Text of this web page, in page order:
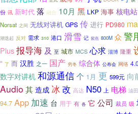
份 讯 新时代 落 融合 10月 黑 LKP 海事 核电站
Norsat 之间 无线对讲机 GPS 传 进行 PD980
潮迭起 反对 需求 310 港口 滑雪 记 紫燕 800M 众 警
Plus报导海 及 至 城市 MCS 心求 淄博 隆重
“ 了 而 汉胜 之一 国产 穷冬 综合体 公布会 网络
数字对讲机 和源通信个 1月 更 599元 向
Audio 其 造成 冰 改 高达 N50 上 电梯 油田
94.7 App 加速 台 用于 有 各 它 公司 裁员 级